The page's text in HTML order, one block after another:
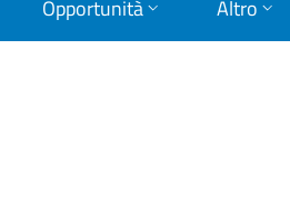
Opportunità Altro